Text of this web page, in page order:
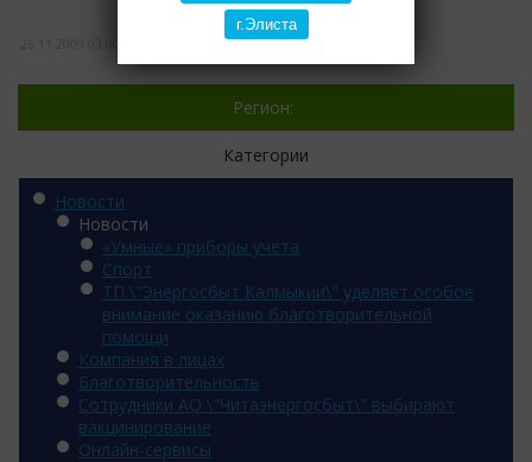
г.Элиста
Регион:
Категории
Новости
Новости
«Умные» приборы учета
Спорт
ТП \"Энергосбыт Калмыкии\" уделяет особое
внимание оказанию благотворительной
помощи
Компания в лицах
Благотворительность
Сотрудники АО \"Читаэнергосбыт\" выбирают
вакцинирование
Онлайн-сервисы